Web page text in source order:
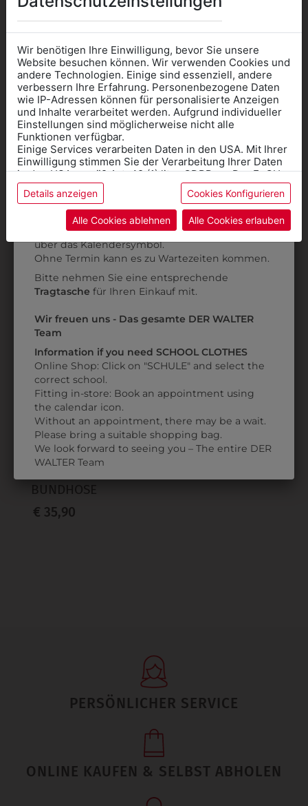
AUCH GEFALLEN
3103002S07B
BUNDHOSE
GROSSE GRÖSSEN
3103002S00
BUNDHOSE
ZULETZT ANGESEHEN
BUNDHOSE
€ 35,90
PERSÖNLICHER SERVICE
ONLINE KAUFEN & SELBST ABHOLEN
Wir benötigen Ihre Einwilligung, bevor Sie unsere
Website besuchen können. Wir verwenden Cookies und
andere Technologien. Einige sind essenziell, andere
verbessern Ihre Erfahrung. Personenbezogene Daten
wie IP-Adressen können für personalisierte Anzeigen
und Inhalte verarbeitet werden. Aufgrund individueller
Einstellungen sind möglicherweise nicht alle
Funktionen verfügbar.
Einige Services verarbeiten Daten in den USA. Mit Ihrer
Einwilligung stimmen Sie der Verarbeitung Ihrer Daten
in den USA gemäß Art. 49 (1) lit. a GDPR zu. Der EuGH
stuft die USA als Land mit unzureichendem Datenschutz
ein, und es besteht das Risiko, dass US-Behörden
Daten ohne Klagemöglichkeit für Europäer überwachen.
Datenschutzerklärungbzw. im
Details anzeigen Cookies Konfigurieren
Alle Cookies ablehnen Alle Cookies erlauben
Informationen wenn Sie
Kleidung
für die SCHULE
benötigen
Online Shop: Klick auf SCHULE in der
Kategorie und die richtige Schule auswählen.
AnprobeVorort im Geschäft: Termin buchen
über das Kalendersymbol.
Ohne Termin kann es zu Wartezeiten kommen.
Bitte nehmen Sie eine entsprechende
Tragtasche für Ihren Einkauf mit.
Wir freuen uns - Das gesamte DER WALTER
Team
Information if you need SCHOOL CLOTHES
Online Shop: Click on "SCHULE" and select the
correct school.
Fitting in-store: Book an appointment using
the calendar icon.
Without an appointment, there may be a wait.
Please bring a suitable shopping bag.
We look forward to seeing you – The entire DER
WALTER Team